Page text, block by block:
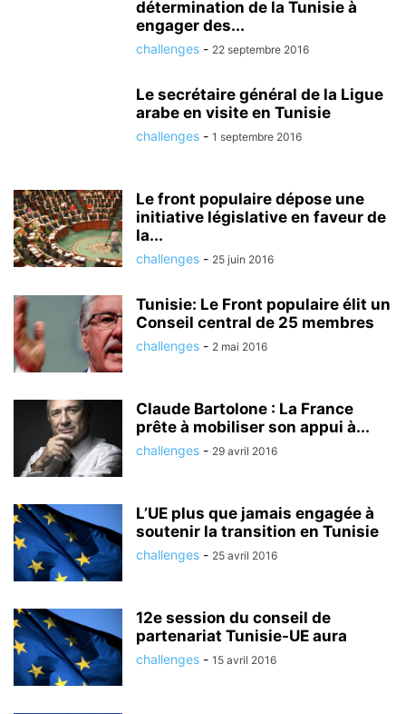
détermination de la Tunisie à
engager des...
challenges - 22 septembre 2016
Le secrétaire général de la Ligue
arabe en visite en Tunisie
challenges - 1 septembre 2016
Le front populaire dépose une
initiative législative en faveur de
la...
challenges - 25 juin 2016
Tunisie: Le Front populaire élit un
Conseil central de 25 membres
challenges - 2 mai 2016
Claude Bartolone : La France
prête à mobiliser son appui à...
challenges - 29 avril 2016
L’UE plus que jamais engagée à
soutenir la transition en Tunisie
challenges - 25 avril 2016
12e session du conseil de
partenariat Tunisie-UE aura
challenges - 15 avril 2016